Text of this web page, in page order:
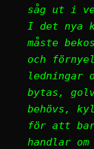
såg ut i
I det nya
måste
och
ledningar
bytas,
behövs,
för att
handlar